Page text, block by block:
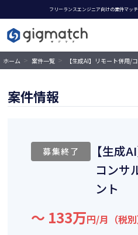
フリーランスエンジニア向けの案件マ
ホーム > 案件一覧 >
【生成AI】リモート併用/
案件情報
募集終了
【生成
コンサ
ント
〜 133万円/月（税別